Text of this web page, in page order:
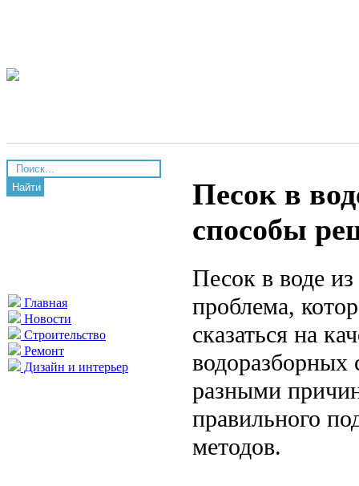
Найти
Главная
Новости
Строительство
Ремонт
Дизайн и интерьер
Песок в
способы
Песок в воде
проблема,
сказаться на
водоразборных
разными
правильного
методов.